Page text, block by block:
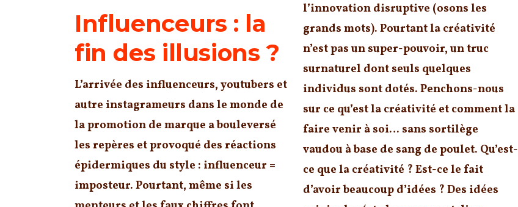
l’innovation disruptive (osons les
grands mots). Pourtant la créativité
n’est pas un super-pouvoir, un truc
surnaturel dont seuls quelques
individus sont dotés. Penchons-nous
sur ce qu’est la créativité et comment la
faire venir à soi… sans sortilège
vaudou à base de sang de poulet. Qu’est-
ce que la créativité ? Est-ce le fait
d’avoir beaucoup d’idées ? Des idées
Influenceurs : la
fin des illusions ?
L’arrivée des influenceurs, youtubers et
autre instagrameurs dans le monde de
la promotion de marque a bouleversé
les repères et provoqué des réactions
épidermiques du style : influenceur =
imposteur. Pourtant, même si les